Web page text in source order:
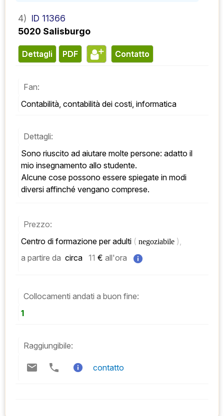
4) ID 11366
5020 Salisburgo
Dettagli PDF contatto
Fan:
Contabilità, contabilità dei costi, informatica
Dettagli:
Sono riuscito ad aiutare molte persone: adatto il
mio insegnamento allo studente.
Alcune cose possono essere spiegate in modi
diversi affinché vengano comprese.
Prezzo:
Centro di formazione per adulti ( negoziabile ),
a partire da circa 11 € all'ora
Collocamenti andati a buon fine:
1
Raggiungibile:
contatto